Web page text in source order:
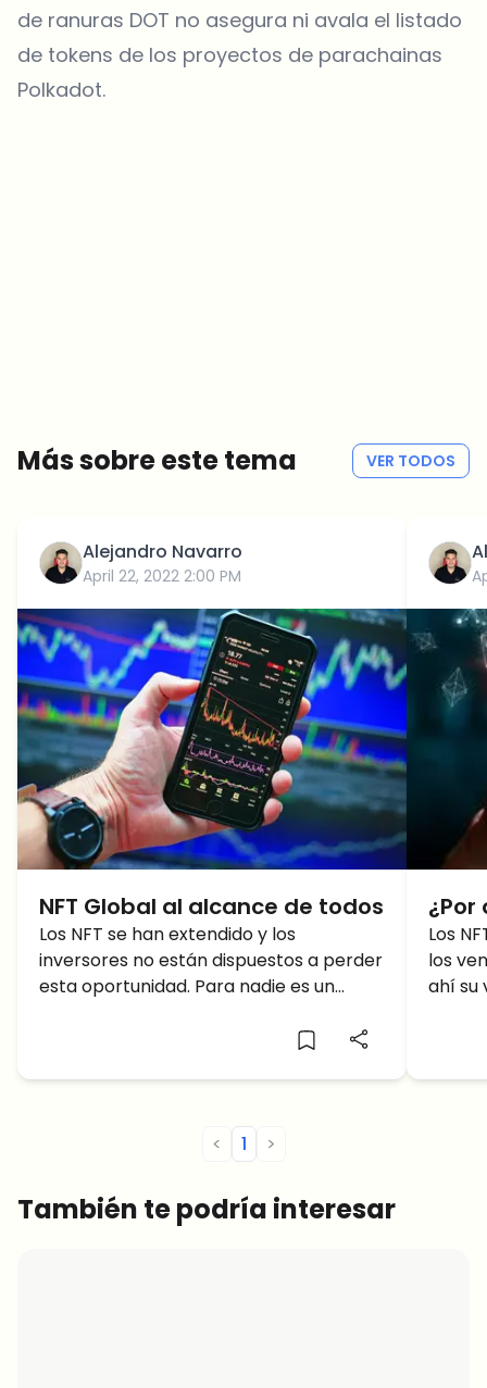
de ranuras DOT no asegura ni avala el listado
de tokens de los proyectos de parachainas
Polkadot.
Más sobre este tema VER TODOS
Alejandro Navarro
April 22, 2022 2:00 PM
NFT Global al alcance de todos
Los NFT se han extendido y los
inversores no están dispuestos a perder
esta oportunidad. Para nadie es un
Los
los
ahí su
< 1 >
También te podría interesar